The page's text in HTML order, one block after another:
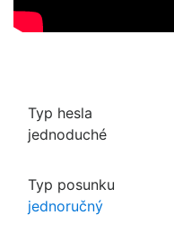
Typ hesla
jednoduché
Typ posunku
jednoručný